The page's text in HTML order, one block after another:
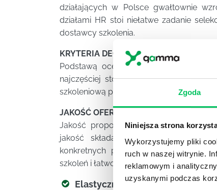
Zgoda
Niniejsza strona
Wykorzystujemy pliki
ruch w naszej witrynie.
reklamowym i
uzyskanymi podczas
działających w Polsce gwałtownie
działami HR stoi niełatwe zadanie
dostawcy szkolenia.
KRYTERIA DECYZJI WYBORU FIRMY
Podstawą oceny firmy szkoleniowej
najczęściej stosowanych należą
szkoleniową ponoszone przez klienta
JAKOŚĆ OFERTY
Jakość proponowanych szkoleń jest
jakość składają się trzy elementy:
konkretnych potrzeb firmy
szkoleń i łatwość przełożenia treści
Elastyczność i zdolność do